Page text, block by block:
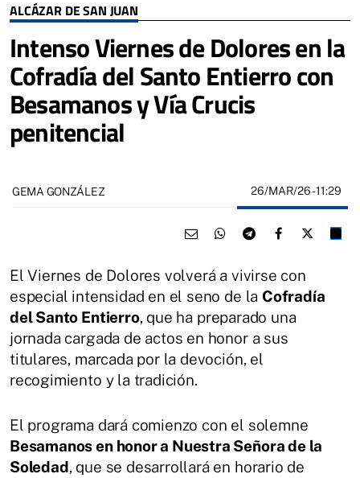
ALCÁZAR DE SAN JUAN
Intenso Viernes de Dolores en la
Cofradía del Santo Entierro con
Besamanos y Vía Crucis
penitencial
GEMA GONZÁLEZ 26/MAR/26- 11:29
El Viernes de Dolores volverá a vivirse con
especial intensidad en el seno de la Cofradía
del Santo Entierro, que ha preparado una
jornada cargada de actos en honor a sus
titulares, marcada por la devoción, el
recogimiento y la tradición.
El programa dará comienzo con el solemne
Besamanos en honor a Nuestra Señora de la
Soledad, que se desarrollará en horario de